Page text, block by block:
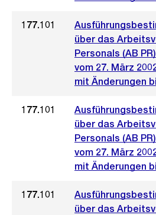
177.101
über das
Personals (AB PR)
vom 27. März
mit Änderungen
177.101
über das
Personals (AB PR)
vom 27. März
mit Änderungen
177.101
über das